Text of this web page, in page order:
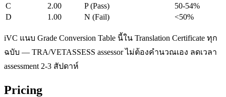
C
2.00 P (Pass)
50-54%
D
1.00 N (Fail) <50%
iVC แนบ Grade Conversion Table นี้ใน Translation Certificate ทุก
ฉบับ — TRA/VETASSESS assessor ไม่ต้องคำนวณเอง ลดเวลา
assessment 2-3 สัปดาห์
Pricing